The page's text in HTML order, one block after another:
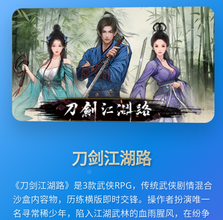
刀剑江湖路
《刀剑江湖路》是3款武侠RPG，传统武侠剧情混合
沙盒内容物，历练横版即时交锋。操作者扮演唯一
名寻常稀少年，陷入江湖武林的血雨腥风，在纷争